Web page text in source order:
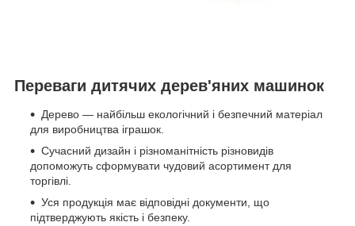
Переваги дитячих дерев'яних машинок
Дерево — найбільш екологічний і безпечний матеріал
для виробництва іграшок.
Сучасний дизайн і різноманітність різновидів
допоможуть сформувати чудовий асортимент для
торгівлі.
Уся продукція має відповідні документи, що
підтверджують якість і безпеку.